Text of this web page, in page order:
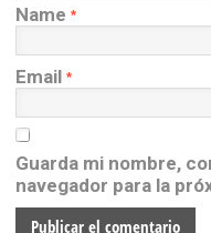
Name *
Email *
Guarda mi nombre,
navegador para la